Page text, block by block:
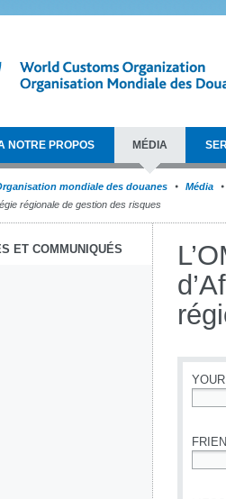
NOTRE PROPOS MÉDIA
mondiale des douanes
Média
régionale de gestion des risques
ET COMMUNIQUÉS